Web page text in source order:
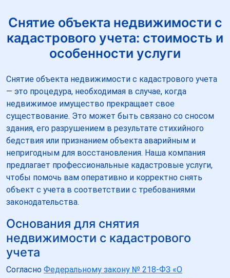
Снятие объекта недвижимости с
кадастрового учета: стоимость и
особенности услуги
Снятие объекта недвижимости с кадастрового учета
— это процедура, необходимая в случае, когда
недвижимое имущество прекращает свое
существование. Это может быть связано со сносом
здания, его разрушением в результате стихийного
бедствия или признанием объекта аварийным и
непригодным для восстановления. Наша компания
предлагает профессиональные кадастровые услуги,
чтобы помочь вам оперативно и корректно снять
объект с учета в соответствии с требованиями
законодательства.
Основания для снятия
недвижимости с кадастрового
учета
Согласно Федеральному закону № 218-ФЗ «О